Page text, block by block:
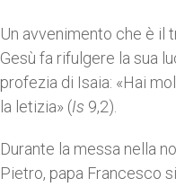
Un avvenimento che è il
Gesù fa rifulgere la sua
profezia di Isaia: «Hai
la letizia» (Is 9,2).
Durante la messa nella
Pietro, papa Francesco